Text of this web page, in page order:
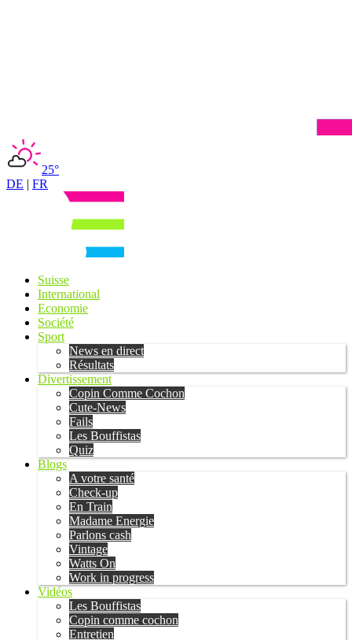
25°
DE | FR
Suisse
International
Economie
Société
Sport
News en direct
Résultats
Divertissement
Copin Comme Cochon
Cute-News
Fails
Les Bouffistas
Quiz
Blogs
A votre santé
Check-up
En Train
Madame Energie
Parlons cash
Vintage
Watts On
Work in progress
Vidéos
Les Bouffistas
Copin comme cochon
Entretien